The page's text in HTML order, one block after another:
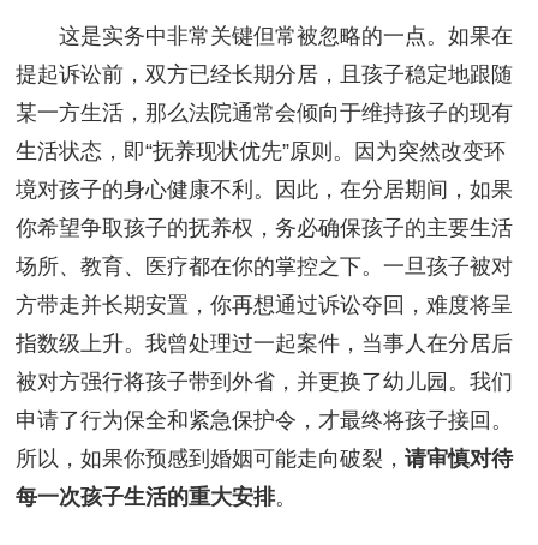
这是实务中非常关键但常被忽略的一点。如果在
提起诉讼前，双方已经长期分居，且孩子稳定地跟随
某一方生活，那么法院通常会倾向于维持孩子的现有
生活状态，即“抚养现状优先”原则。因为突然改变环
境对孩子的身心健康不利。因此，在分居期间，如果
你希望争取孩子的抚养权，务必确保孩子的主要生活
场所、教育、医疗都在你的掌控之下。一旦孩子被对
方带走并长期安置，你再想通过诉讼夺回，难度将呈
指数级上升。我曾处理过一起案件，当事人在分居后
被对方强行将孩子带到外省，并更换了幼儿园。我们
申请了行为保全和紧急保护令，才最终将孩子接回。
所以，如果你预感到婚姻可能走向破裂，请审慎对待
每一次孩子生活的重大安排。